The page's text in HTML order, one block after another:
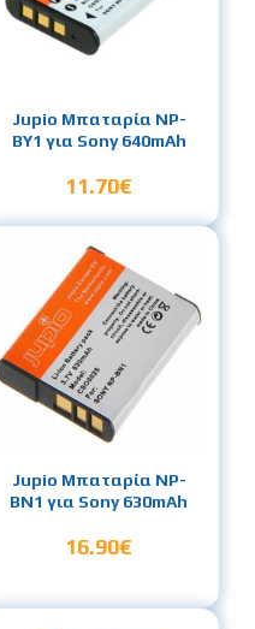
Jupio Μπαταρία NP-
BY1 για Sony 640mAh
11.70€
Jupio Μπαταρία NP-
BN1 για Sony 630mAh
16.90€